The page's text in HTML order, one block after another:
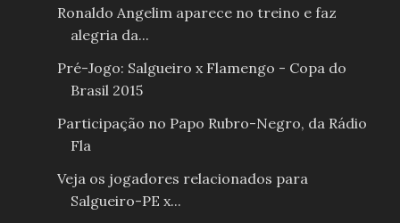
Ronaldo Angelim aparece no treino e faz
alegria da...
Pré-Jogo: Salgueiro x Flamengo - Copa do
Brasil 2015
Participação no Papo Rubro-Negro, da Rádio
Fla
Veja os jogadores relacionados para
Salgueiro-PE x...